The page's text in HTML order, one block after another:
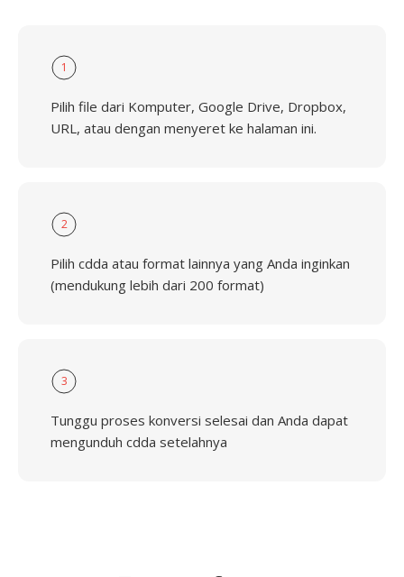
1
Pilih file dari Komputer, Google Drive, Dropbox,
URL, atau dengan menyeret ke halaman ini.
2
Pilih cdda atau format lainnya yang Anda inginkan
(mendukung lebih dari 200 format)
3
Tunggu proses konversi selesai dan Anda dapat
mengunduh cdda setelahnya